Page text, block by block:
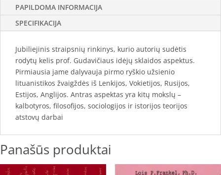
PAPILDOMA INFORMACIJA
SPECIFIKACIJA
Jubiliejinis straipsnių rinkinys, kurio autorių sudėtis
rodytų kelis prof. Gudavičiaus idėjų sklaidos aspektus.
Pirmiausia jame dalyvauja pirmo ryškio užsienio
lituanistikos žvaigždės iš Lenkijos, Vokietijos, Rusijos,
Estijos, Anglijos. Antras aspektas yra kitų mokslų –
kalbotyros, filosofijos, sociologijos ir istorijos teorijos
atstovų darbai
Panašūs produktai